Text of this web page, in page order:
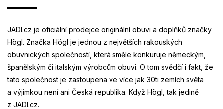
JADI.cz je oficiální prodejce originální obuvi a doplňků značky
Högl. Značka Högl je jednou z největších rakouských
obuvnických společností, která směle konkuruje německým,
španělským či italským výrobcům obuvi. O tom svědčí i fakt, že
tato společnost je zastoupena ve více jak 30ti zemích světa
a výjimkou není ani Česká republika. Když Högl, tak jedině
z JADI.cz.